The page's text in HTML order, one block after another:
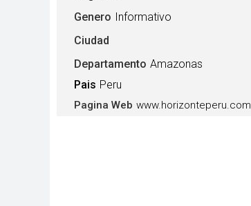
Genero Informativo
Ciudad
Departamento Amazonas
Pais Peru
Pagina Web www.horizonteperu.com